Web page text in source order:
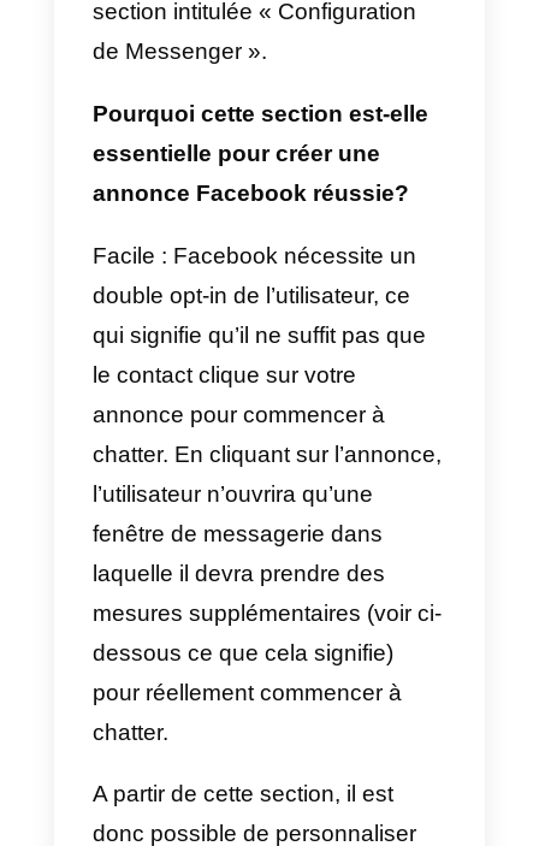
(principalement en raison de
allons expliquer plus loin dans
article).
Comment personnaliser
une annonce avec un
début de chat Messenger
comme CTA